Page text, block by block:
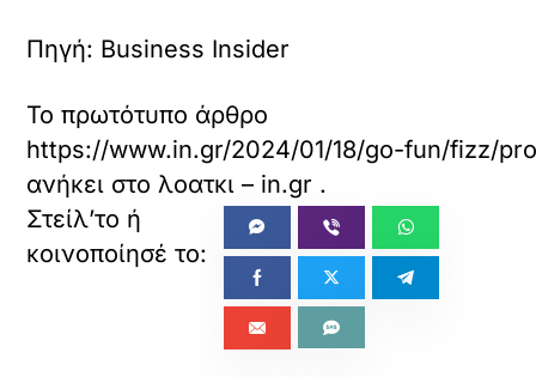
Πηγή: Business Insider
Το πρωτότυπο άρθρο
https://www.in.gr/2024/01/18/go-fun/fizz/
ανήκει στολοατκι – in.gr .